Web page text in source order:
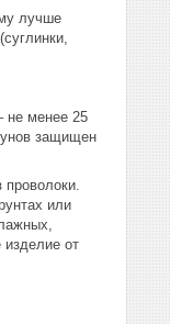
лучше
не менее 25
защищен
или
от